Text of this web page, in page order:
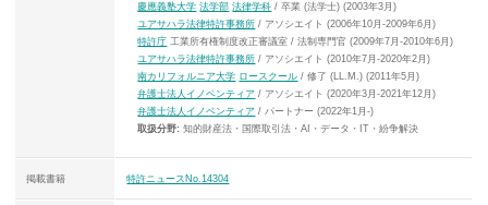
慶應義塾大学 法学部 法律学科 / 卒業 (法学士) (2003年3月)
ユアサハラ法律特許事務所 / アソシエイト (2006年10月-2009年6月)
特許庁 工業所有権制度改正審議室 / 法制専門官 (2009年7月-2010年6月)
ユアサハラ法律特許事務所 / アソシエイト (2010年7月-2020年2月)
南カリフォルニア大学 ロースクール / 修了 (LL.M.) (2011年5月)
弁護士法人イノベンティア / アソシエイト (2020年3月-2021年12月)
弁護士法人イノベンティア / パートナー (2022年1月-)
取扱分野: 知的財産法・国際取引法・AI・データ・IT・紛争解決
掲載書籍 特許ニュースNo.14304